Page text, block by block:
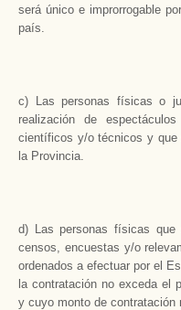
será único e improrrogable
país.
c) Las personas físicas o
realización de
científicos y/o técnicos y que
la Provincia.
d) Las personas físicas
censos, encuestas y/o
ordenados a efectuar por el
la contratación no exceda el
y cuyo monto de contratación